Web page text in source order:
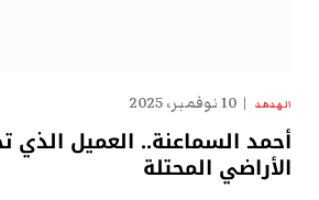
الهدهد 10 نوفمبر، 2025
أحمد السماعنة.. العميل
الأراضي المحتلة